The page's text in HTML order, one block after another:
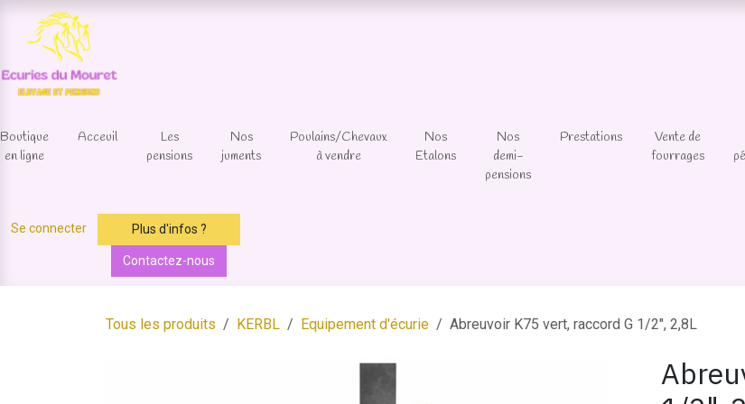
Se rendre au contenu
Boutique
en ligne
Acceuil
Les
pensions
Nos
juments
Poulains/Chevaux
à vendre
Nos
Etalons
Nos
demi-
pensions
Prestations
Vente de
fourrages
Se connecter Plus d'infos ?
Contactez-nous
Tous les produits KERBL Equipement d'écurie Abreuvoir K75 vert, raccord G 1/2", 2,8L